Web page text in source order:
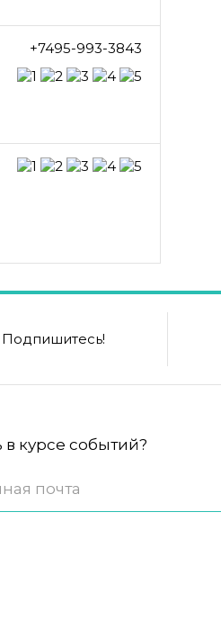
+7495-993-3843
Подпишитесь!
в курсе событий?